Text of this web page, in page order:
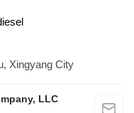
Kina, Henan Province, Zhengzhou, Xingyang City
LLC